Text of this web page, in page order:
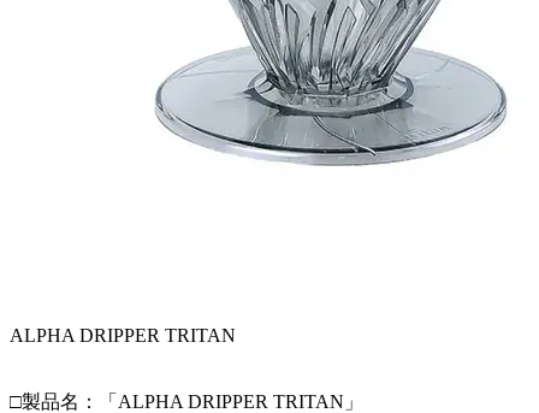
ALPHA DRIPPER TRITAN
□製品名：「ALPHA DRIPPER TRITAN」